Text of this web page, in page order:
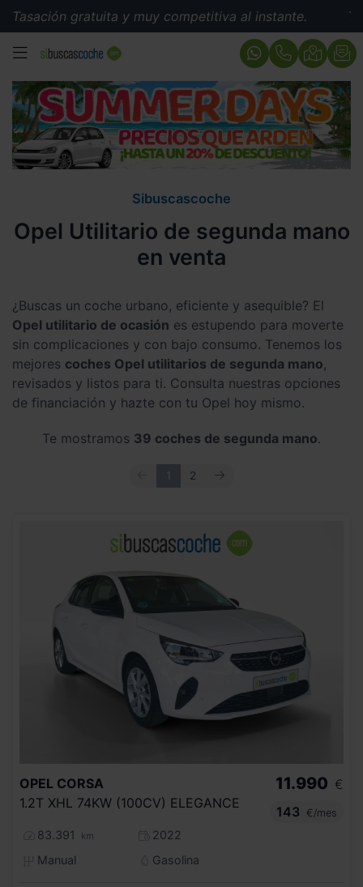
gratuita y muy competitiva al instante. Tasación
MENÚ
Sibuscascoche
Opel Utilitario de segunda mano
en venta
¿Buscas un coche urbano, eficiente y asequible? El
Opel utilitario de ocasión es estupendo para moverte
sin complicaciones y con bajo consumo. Tenemos los
mejores coches Opel utilitarios de segunda mano,
revisados y listos para ti. Consulta nuestras opciones
de financiación y hazte con tu Opel hoy mismo.
Te mostramos 39 coches de segunda mano.
ANTERIOR
2 SIGUIENTE
OPEL CORSA
1.2T XHL 74KW (100CV) ELEGANCE
83.391 km
2022
Manual
Gasolina
11.990 €
143
€/mes